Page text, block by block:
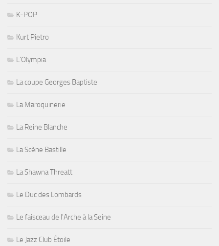
K-POP
Kurt Pietro
L'Olympia
La coupe Georges Baptiste
La Maroquinerie
La Reine Blanche
La Scène Bastille
La Shawna Threatt
Le Duc des Lombards
Le faisceau de l'Arche à la Seine
Le Jazz Club Étoile